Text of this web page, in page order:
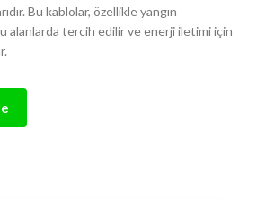
Bu kablolar, özellikle yangın
alanlarda tercih edilir ve enerji iletimi için